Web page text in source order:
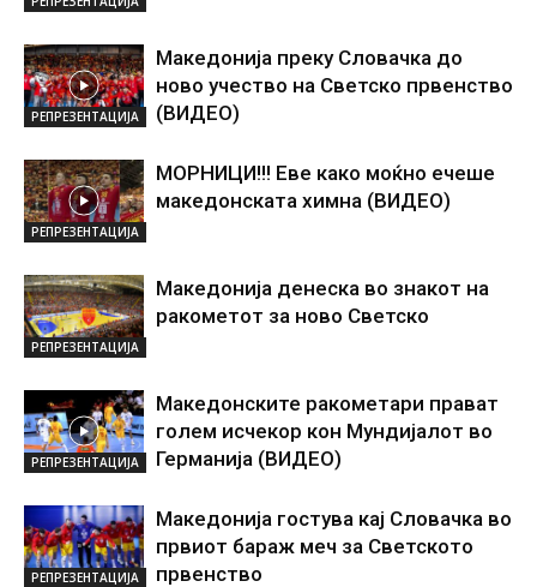
РЕПРЕЗЕНТАЦИЈА
Македонија преку Словачка до
ново учество на Светско првенство
(ВИДЕО)
РЕПРЕЗЕНТАЦИЈА
МОРНИЦИ!!! Еве како моќно ечеше
македонската химна (ВИДЕО)
РЕПРЕЗЕНТАЦИЈА
Македонија денеска во знакот на
ракометот за ново Светско
РЕПРЕЗЕНТАЦИЈА
Македонските ракометари прават
голем исчекор кон Мундијалот во
Германија (ВИДЕО)
РЕПРЕЗЕНТАЦИЈА
Македонија гостува кај Словачка во
првиот бараж меч за Светското
првенство